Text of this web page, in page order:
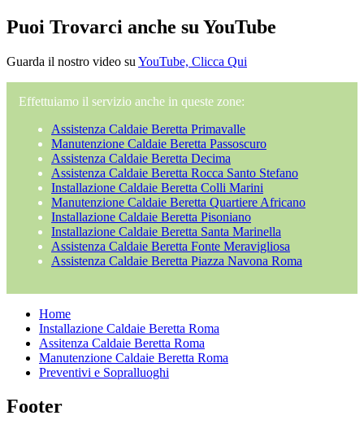
Puoi Trovarci anche su YouTube
Guarda il nostro video su YouTube, Clicca Qui
Effettuiamo il servizio anche in queste zone:
Assistenza Caldaie Beretta Primavalle
Manutenzione Caldaie Beretta Passoscuro
Assistenza Caldaie Beretta Decima
Assistenza Caldaie Beretta Rocca Santo Stefano
Installazione Caldaie Beretta Colli Marini
Manutenzione Caldaie Beretta Quartiere Africano
Installazione Caldaie Beretta Pisoniano
Installazione Caldaie Beretta Santa Marinella
Assistenza Caldaie Beretta Fonte Meravigliosa
Assistenza Caldaie Beretta Piazza Navona Roma
Home
Installazione Caldaie Beretta Roma
Assitenza Caldaie Beretta Roma
Manutenzione Caldaie Beretta Roma
Preventivi e Sopralluoghi
Footer